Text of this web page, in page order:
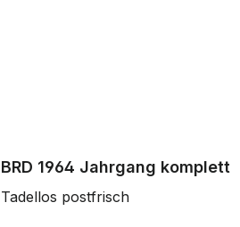
BRD 1964 Jahrgang komplett
Tadellos postfrisch